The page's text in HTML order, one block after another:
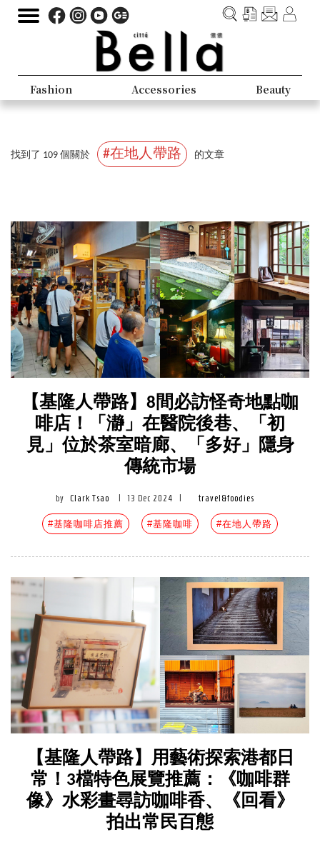
Fashion Accessories Beauty
找到了 109 個關於 #在地人帶路 的文章
【基隆人帶路】8間必訪怪奇地點咖
啡店！「瀞」在醫院後巷、「初
見」位於茶室暗廊、「多好」隱身
傳統市場
by Clark Tsao 13 Dec 2024 travel&foodies
#基隆咖啡店推薦 #基隆咖啡 #在地人帶路
【基隆人帶路】用藝術探索港都日
常！3檔特色展覽推薦：《咖啡群
像》水彩畫尋訪咖啡香、《回看》
拍出常民百態